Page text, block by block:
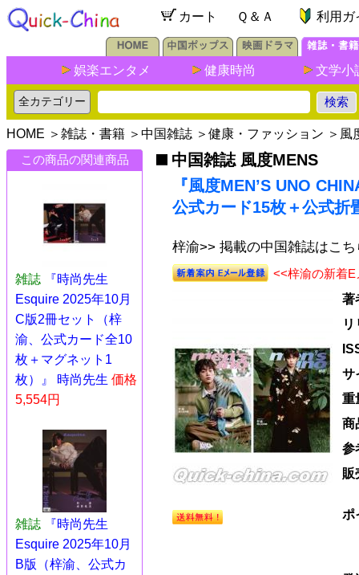
カート Ｑ＆Ａ 利用ガ
娯楽エンタメ 健康時尚 文学小
HOME ＞ 雑誌・書籍 ＞ 中国雑誌 ＞ 健康・ファッション ＞ 風
この商品の関連商品
雑誌
『時尚先生
Esquire 2025年10月
C版2冊セット（梓
渝、公式カード全10
枚＋マグネット1
枚）』 時尚先生 価格
5,554円
雑誌
『時尚先生
Esquire 2025年10月
B版（梓渝、公式カ
中国雑誌 風度MENS
『風度MEN’S UNO
公式カード15枚＋公式折
梓渝>> 掲載の中国雑誌はこち
<<梓渝の新着
著
サ
重
商
参
販
ポ